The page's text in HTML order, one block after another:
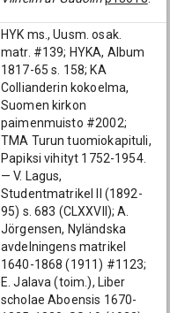
HYK ms., Uusm. osak.
matr. #139; HYKA, Album
1817-65 s. 158; KA
Collianderin kokoelma,
Suomen kirkon
paimenmuisto #2002;
TMA Turun tuomiokapituli,
Papiksi vihityt 1752-1954.
— V. Lagus,
Studentmatrikel II (1892-
95) s. 683 (CLXXVII); A.
Jörgensen, Nyländska
avdelningens matrikel
1640-1868 (1911) #1123;
E. Jalava (toim.), Liber
scholae Aboensis 1670-